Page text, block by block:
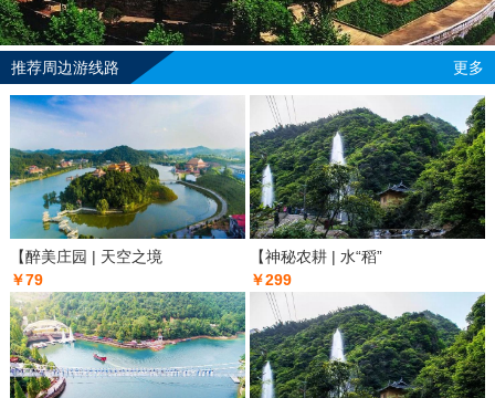
推荐周边游线路 更多
【醉美庄园 | 天空之境
￥79
【神秘农耕 | 水“稻”
￥299